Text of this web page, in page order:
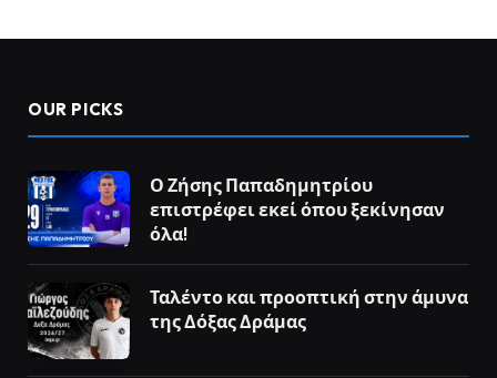
OUR PICKS
Ο Ζήσης Παπαδημητρίου
επιστρέφει εκεί όπου ξεκίνησαν
όλα!
Ταλέντο και προοπτική στην άμυνα
της Δόξας Δράμας